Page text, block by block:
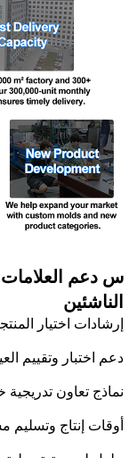
س دعم العلامات
الناشئين
إرشادات اختيار
دعم اختبار وتقييم
نماذج تعاون
أوقات إنتاج وتسليم